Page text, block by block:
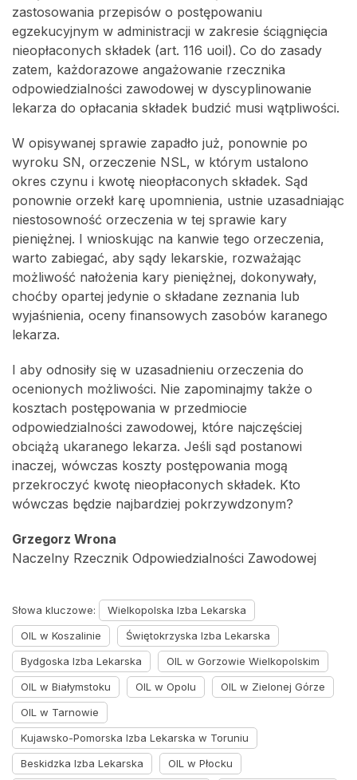
zastosowania przepisów o postępowaniu
egzekucyjnym w administracji w zakresie ściągnięcia
nieopłaconych składek (art. 116 uoil). Co do zasady
zatem, każdorazowe angażowanie rzecznika
odpowiedzialności zawodowej w dyscyplinowanie
lekarza do opłacania składek budzić musi wątpliwości.
W opisywanej sprawie zapadło już, ponownie po
wyroku SN, orzeczenie NSL, w którym ustalono
okres czynu i kwotę nieopłaconych składek. Sąd
ponownie orzekł karę upomnienia, ustnie uzasadniając
niestosowność orzeczenia w tej sprawie kary
pieniężnej. I wnioskując na kanwie tego orzeczenia,
warto zabiegać, aby sądy lekarskie, rozważając
możliwość nałożenia kary pieniężnej, dokonywały,
choćby opartej jedynie o składane zeznania lub
wyjaśnienia, oceny finansowych zasobów karanego
lekarza.
I aby odnosiły się w uzasadnieniu orzeczenia do
ocenionych możliwości. Nie zapominajmy także o
kosztach postępowania w przedmiocie
odpowiedzialności zawodowej, które najczęściej
obciążą ukaranego lekarza. Jeśli sąd postanowi
inaczej, wówczas koszty postępowania mogą
przekroczyć kwotę nieopłaconych składek. Kto
wówczas będzie najbardziej pokrzywdzonym?
Grzegorz Wrona
Naczelny Rzecznik Odpowiedzialności Zawodowej
Słowa kluczowe:
Wielkopolska Izba Lekarska
OIL w Koszalinie
Świętokrzyska Izba Lekarska
Bydgoska Izba Lekarska
OIL w Gorzowie Wielkopolskim
OIL w Białymstoku
OIL w Opolu
OIL w Zielonej Górze
OIL w Tarnowie
Kujawsko-Pomorska Izba Lekarska w Toruniu
Beskidzka Izba Lekarska
OIL w Płocku